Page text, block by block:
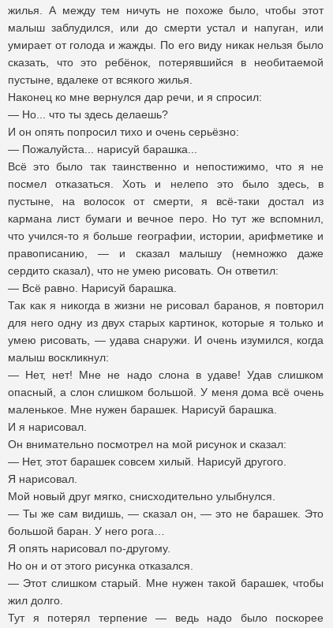
жилья. А между тем ничуть не похоже было, чтобы этот
малыш заблудился, или до смерти устал и напуган, или
умирает от голода и жажды. По его виду никак нельзя было
сказать, что это ребёнок, потерявшийся в необитаемой
пустыне, вдалеке от всякого жилья.
Наконец ко мне вернулся дар речи, и я спросил:
— Но... что ты здесь делаешь?
И он опять попросил тихо и очень серьёзно:
— Пожалуйста... нарисуй барашка...
Всё это было так таинственно и непостижимо, что я не
посмел отказаться. Хоть и нелепо это было здесь, в
пустыне, на волосок от смерти, я всё-таки достал из
кармана лист бумаги и вечное перо. Но тут же вспомнил,
что учился-то я больше географии, истории, арифметике и
правописанию, — и сказал малышу (немножко даже
сердито сказал), что не умею рисовать. Он ответил:
— Всё равно. Нарисуй барашка.
Так как я никогда в жизни не рисовал баранов, я повторил
для него одну из двух старых картинок, которые я только и
умею рисовать, — удава снаружи. И очень изумился, когда
малыш воскликнул:
— Нет, нет! Мне не надо слона в удаве! Удав слишком
опасный, а слон слишком большой. У меня дома всё очень
маленькое. Мне нужен барашек. Нарисуй барашка.
И я нарисовал.
Он внимательно посмотрел на мой рисунок и сказал:
— Нет, этот барашек совсем хилый. Нарисуй другого.
Я нарисовал.
Мой новый друг мягко, снисходительно улыбнулся.
— Ты же сам видишь, — сказал он, — это не барашек. Это
большой баран. У него рога…
Я опять нарисовал по-другому.
Но он и от этого рисунка отказался.
— Этот слишком старый. Мне нужен такой барашек, чтобы
жил долго.
Тут я потерял терпение — ведь надо было поскорее